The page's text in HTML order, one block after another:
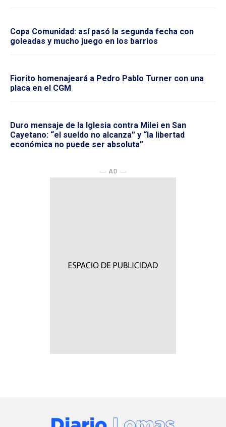
Copa Comunidad: así pasó la segunda fecha con
goleadas y mucho juego en los barrios
Fiorito homenajeará a Pedro Pablo Turner con una
placa en el CGM
Duro mensaje de la Iglesia contra Milei en San
Cayetano: “el sueldo no alcanza” y “la libertad
económica no puede ser absoluta”
― AD ―